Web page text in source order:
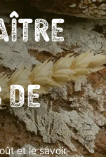
et le savoir-